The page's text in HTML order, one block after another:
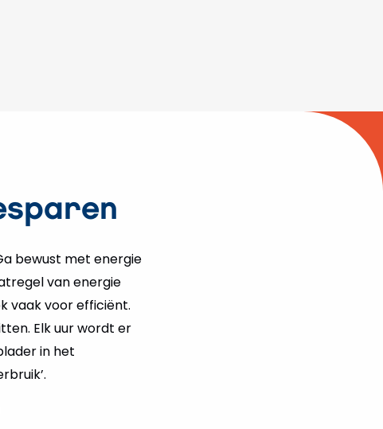
bewust met energie
van energie
vaak voor efficiënt.
Elk uur wordt er
in het